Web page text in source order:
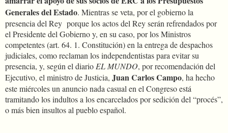
Generales del Estado. Mientras se veta, por el gobierno la
presencia del Rey porque los actos del Rey serán refrendados por
el Presidente del Gobierno y, en su caso, por los Ministros
competentes (art. 64. 1. Constitución)en la entrega de despachos
judiciales, como reclaman los independentistas para evitar su
presencia, y, según el diario EL MUNDO, por recomendación del
Ejecutivo, el ministro de Justicia, Juan Carlos Campo, ha hecho
este miércoles un anuncio nada casual en el Congreso está
tramitando los indultos a los encarcelados por sedición del “procés”,
o más bien insultos al pueblo español.